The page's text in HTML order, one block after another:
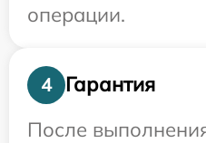
операции.
4
Гарантия
После